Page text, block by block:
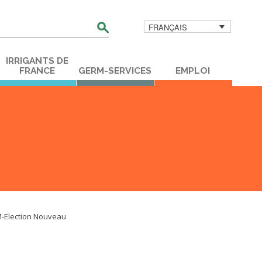
FRANÇAIS
IRRIGANTS DE
FRANCE
GERM-SERVICES EMPLOI
Election Nouveau